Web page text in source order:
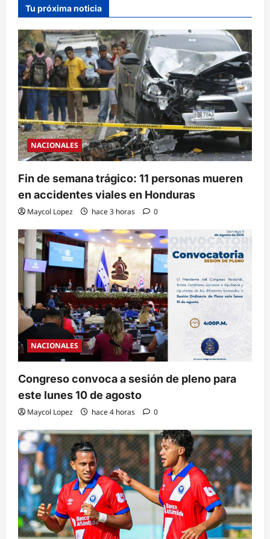
Tu próxima noticia
NACIONALES
Fin de semana trágico: 11 personas mueren
en accidentes viales en Honduras
Maycol Lopez hace 3 horas 0
NACIONALES
Congreso convoca a sesión de pleno para
este lunes 10 de agosto
Maycol Lopez hace 4 horas 0